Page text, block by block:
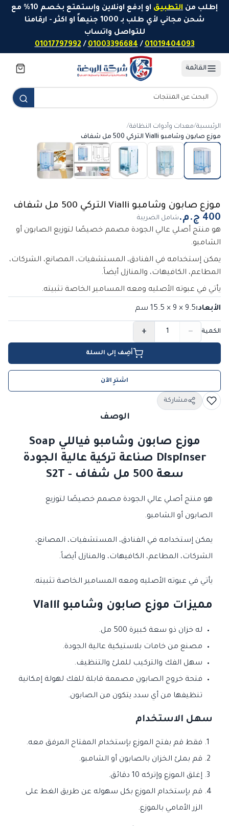
تخطَّ إلى المحتوى
إطلب من التطبيق
او إدفع اونلاين وإستمتع بخصم 10% مع
شحن مجاني لأي طلب بـ 1000 جنيهاً او اكثر - ارقامنا
للتواصل واتساب
01019404093
/
01003396684
/
01017797992
القائمة
الرئيسية/معدات وأدوات النظافة/
موزع صابون وشامبو Vialli التركي 500 مل شفاف
موزع صابون وشامبو Vialli التركي 500 مل شفاف
شامل الضريبة
هو منتج أصلي عالي الجودة مصمم خصيصًا لتوزيع الصابون أو
الشامبو.
يمكن إستخدامه في الفنادق، المستشفيات، المصانع، الشركات،
المطاعم، الكافيهات، والمنازل أيضاً.
يأتي في عبوته الأصليه ومعه المسامير الخاصة تثبيته.
الأبعاد:
9.5 × 9 × 15.5 سم
الكمية −
+
أضِف إلى السلة
اشترِ الآن
مشاركة
الوصف
موزع صابون وشامبو فياللي Soap
Dispinser صناعة تركية عالية الجودة
سعة 500 مل شفاف - S2T
هو منتج أصلي عالي الجودة مصمم خصيصًا لتوزيع
الصابون أو الشامبو.
يمكن إستخدامه في الفنادق، المستشفيات، المصانع،
الشركات، المطاعم، الكافيهات، والمنازل أيضاً.
يأتي في عبوته الأصليه ومعه المسامير الخاصة تثبيته.
مميزات موزع صابون وشامبو Vialli
له خزان ذو سعة كبيرة 500 مل.
مصنع من خامات بلاستيكية عالية الجودة.
سهل الفك والتركيب للملئ والتنظيف.
فتحة خروج الصابون مصممة قابلة للفك لهولة إمكانية
تنظيفها من أي سدد يتكون من الصابون.
سهل الاستخدام
فقط قم بفتح الموزع بإستخدام المفتاح المرفق معه.
قم بملئ الخزان بالصابون أو الشامبو.
إغلق الموزع وإتركه 10 دقائق.
قم بإستخدام الموزع بكل سهوله عن طريق الغط على
الزر الأمامي بالموزع.